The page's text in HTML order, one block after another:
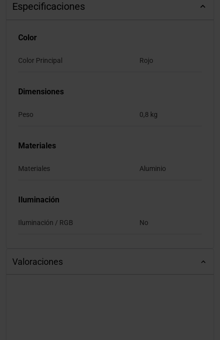
Especificaciones
Color
Color Principal Rojo
Dimensiones
Peso 0,8 kg
Materiales
Materiales Aluminio
Iluminación
Iluminación / RGB No
Valoraciones